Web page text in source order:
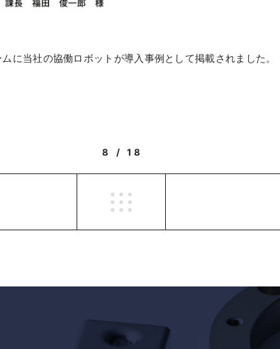
に当社の協働ロボットが導入事例として掲載されました。
8 / 18